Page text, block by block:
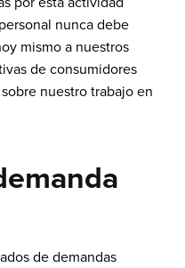
nunca debe
mismo a nuestros
de consumidores
nuestro trabajo en
de demandas